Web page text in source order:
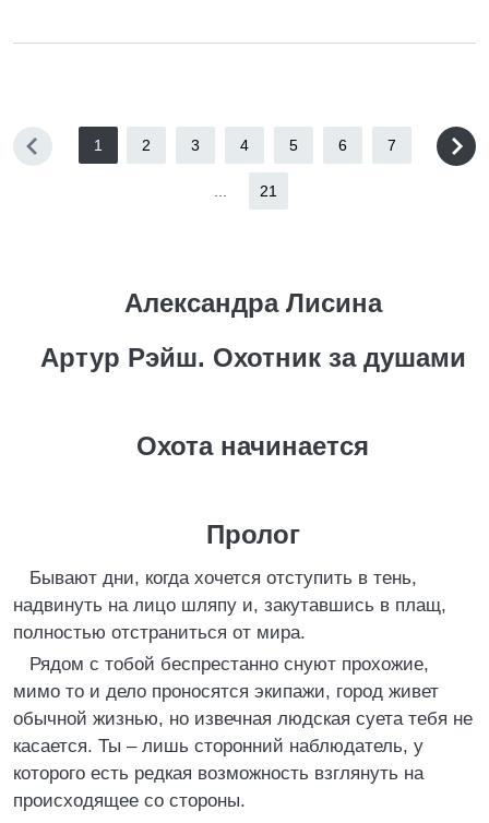
1 2 3 4 5 6 7
21
Александра Лисина
Артур Рэйш. Охотник за душами
Охота начинается
Пролог
Бывают дни, когда хочется отступить в тень,
надвинуть на лицо шляпу и, закутавшись в плащ,
полностью отстраниться от мира.
Рядом с тобой беспрестанно снуют прохожие,
мимо то и дело проносятся экипажи, город живет
обычной жизнью, но извечная людская суета тебя не
касается. Ты – лишь сторонний наблюдатель, у
которого есть редкая возможность взглянуть на
происходящее со стороны.